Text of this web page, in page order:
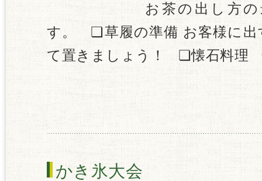
お茶の出し方
す。 ❏草履の準備 お客様に出
て置きましょう！ ❏懐石料理
かき氷大会